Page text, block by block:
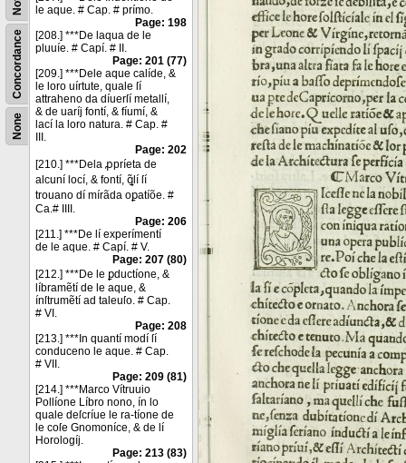
None
Concordance
le aque. # Cap. # prímo.
Page: 198
[208.] ***De laqua de le
pluuíe. # Capí. # II.
Page: 201 (77)
[209.] ***Dele aque calíde, &
le loro uírtute, quale ſí
attraheno da díuerſí metallí,
& de uaríj fontí, & fíumí, &
lací la loro natura. # Cap. #
III.
Page: 202
[210.] ***Dela ꝓpríeta de
alcuní locí, & fontí, ꝗ̃lí ſí
trouano dí mírãda oꝑatíõe. #
Ca.# IIII.
Page: 206
[211.] ***De lí experímentí
de le aque. # Capí. # V.
Page: 207 (80)
[212.] ***De le ꝑductíone, &
líbramẽtí de le aque, &
ínſtrumẽtí ad taleuſo. # Cap.
# VI.
Page: 208
[213.] ***In quantí modí ſí
conduceno le aque. # Cap.
# VII.
Page: 209 (81)
[214.] ***Marco Vítruuio
Pollíone Líbro nono, ín lo
quale deſcríue le ra-tíone de
le coſe Gnomoníce, & de lí
Horologíj.
Page: 213 (83)